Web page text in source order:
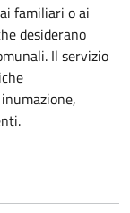
familiari o ai
desiderano
Il servizio